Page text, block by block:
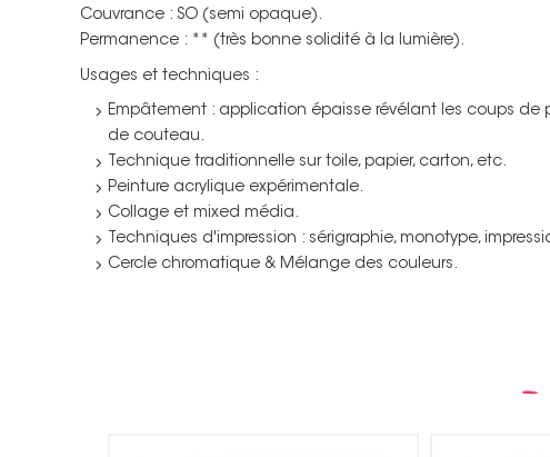
Couvrance : SO (semi opaque).
Permanence : ** (très bonne solidité à la lumière).
Usages et techniques :
Empâtement : application épaisse révélant les coups de
de couteau.
Technique traditionnelle sur toile, papier, carton, etc.
Peinture acrylique expérimentale.
Collage et mixed média.
Techniques d'impression : sérigraphie, monotype,
Cercle chromatique & Mélange des couleurs.